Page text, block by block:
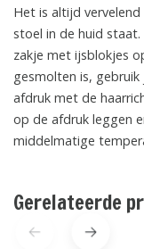
Het is altijd
stoel in de huid
zakje met ijsblokjes
gesmolten is,
afdruk met de
op de afdruk leggen
middelmatige
Gerelateerde